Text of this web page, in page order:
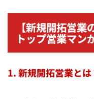
【新規開拓営業
トップ営業マン
1. 新規開拓営業とは